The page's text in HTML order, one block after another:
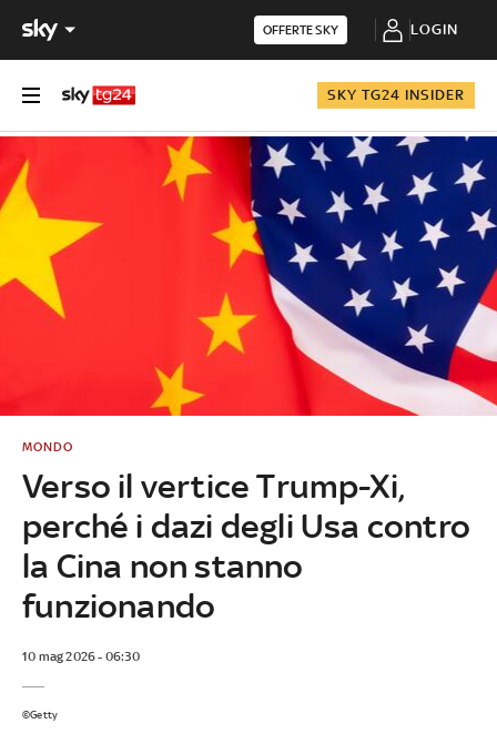
OFFERTE SKY LOGIN
SKY TG24 INSIDER
Verso il vertice Trump-Xi,
perché i dazi degli Usa contro
la Cina non stanno
funzionando
MONDO
10 mag 2026 - 06:30
©Getty